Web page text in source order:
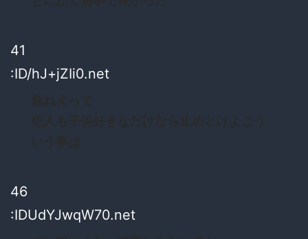
41
:ID/hJ+jZIi0.net
46
:IDUdYJwqW70.net